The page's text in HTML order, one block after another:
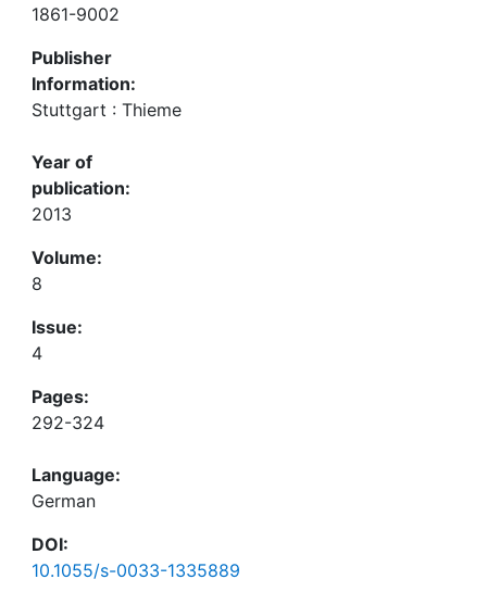
1861-9002
Publisher
Information:
Stuttgart : Thieme
Year of
publication:
2013
Volume:
8
Issue:
4
Pages:
292-324
Language:
German
DOI:
10.1055/s-0033-1335889